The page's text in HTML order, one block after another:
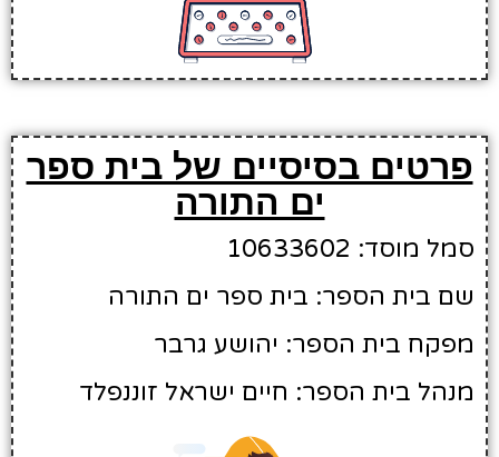
פרטים בסיסיים של בית ספר
ים התורה
סמל מוסד: 10633602
שם בית הספר: בית ספר ים התורה
מפקח בית הספר: יהושע גרבר
מנהל בית הספר: חיים ישראל זוננפלד